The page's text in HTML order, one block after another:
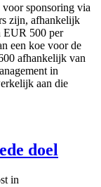
sponsoring via
zijn, afhankelijk
EUR 500 per
een koe voor de
afhankelijk van
in
aan die
doel
in